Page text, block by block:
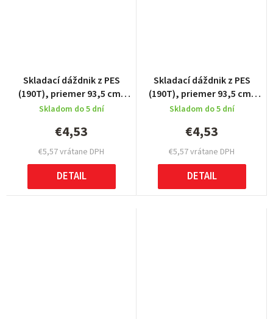
Skladací dáždnik z PES
(190T), priemer 93,5 cm,
Green
Skladom do 5 dní
€5,57 vrátane DPH
€4,53
DETAIL
Skladací dáždnik z PES
(190T), priemer 93,5 cm,
white
Skladom do 5 dní
€5,57 vrátane DPH
€4,53
DETAIL